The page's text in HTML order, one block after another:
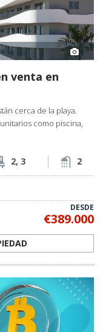
venta en
cerca de la playa.
como piscina,
2, 3 2
DESDE
€389.000